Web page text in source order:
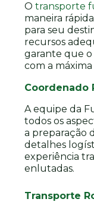
O transporte
maneira
para seu
recursos
garante que o
com a
Coordenado
A equipe da
todos os
a preparação
detalhes
experiência
enlutadas.
Transporte